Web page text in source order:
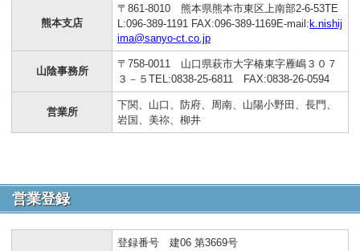
熊本支店
〒861-8010 熊本県熊本市東区上南部2-6-53TE
L:096-389-1191 FAX:096-389-1169E-mail: k.nishij
ima@sanyo-ct.co.jp
山陰事務所
〒758-0011 山口県萩市大字椿東字雁嶋３０７
３－５TEL:0838-25-6811 FAX:0838-26-0594
営業所
下関、山口、防府、周南、山陽小野田、長門、
岩国、美祢、柳井
営業登録
登録番号 建06 第3669号